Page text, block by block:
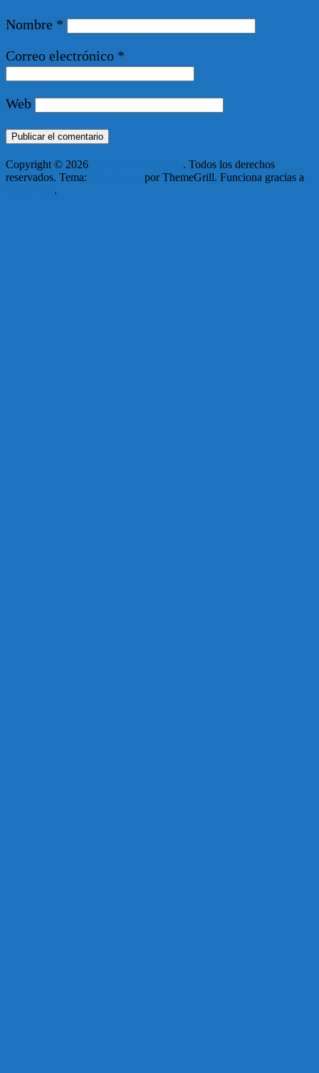
Nombre *
Correo electrónico *
Web
Copyright © 2026
. Todos los derechos
reservados. Tema:
por ThemeGrill. Funciona gracias a
.